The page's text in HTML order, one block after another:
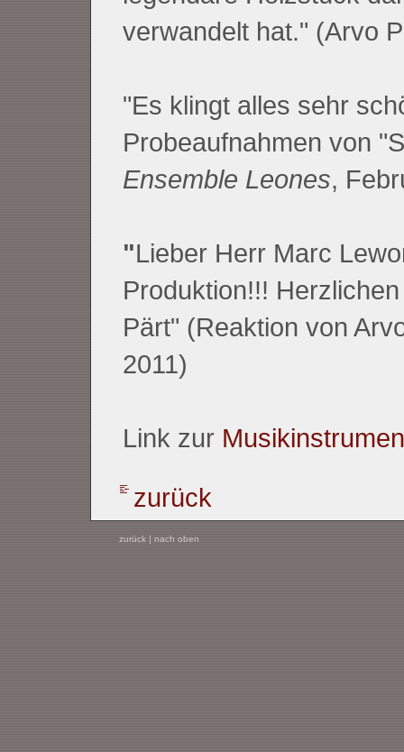
verwandelt hat." (Arvo
"Es klingt alles sehr
Probeaufnahmen von
Ensemble Leones,
"Lieber Herr Marc
Produktion!!!
Pärt" (Reaktion von
2011)
Link zur
zurück
zurück| nach oben